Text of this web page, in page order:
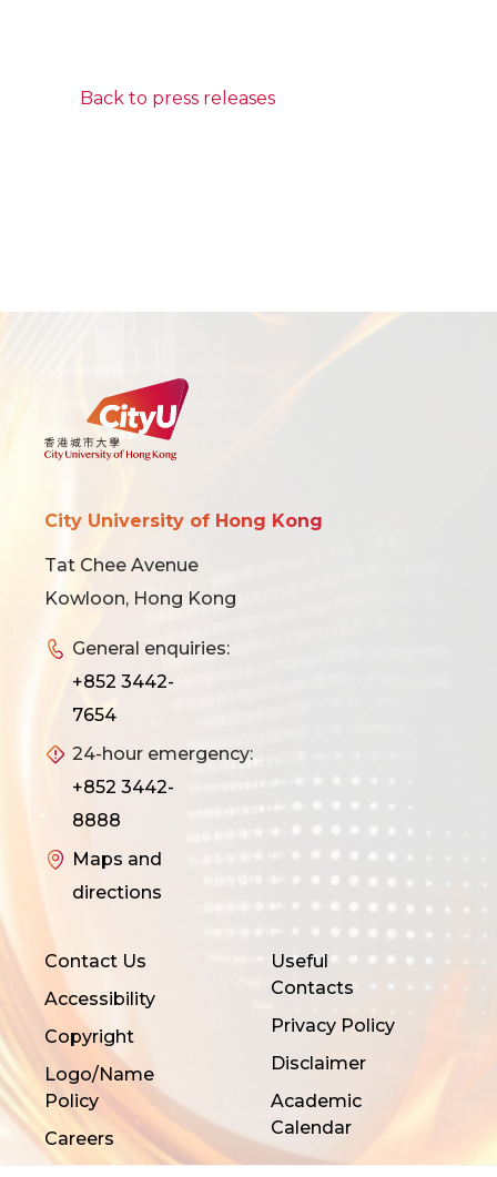
Back to press releases
City University of Hong Kong
Tat Chee Avenue
Kowloon, Hong Kong
General enquiries:
+852 3442-
7654
24-hour emergency:
+852 3442-
8888
Maps and
directions
Contact Us
Accessibility
Copyright
Logo/Name
Policy
Careers
Useful
Contacts
Privacy Policy
Disclaimer
Academic
Calendar